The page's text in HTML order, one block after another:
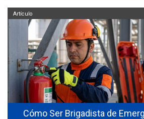
Cómo Ser Brigadista de
Artículo